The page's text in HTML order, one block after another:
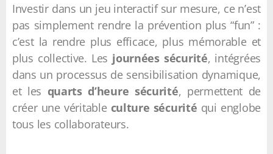
Investir dans un jeu interactif sur mesure, ce n’est
pas simplement rendre la prévention plus “fun” :
c’est la rendre plus efficace, plus mémorable et
plus collective. Les journées sécurité, intégrées
dans un processus de sensibilisation dynamique,
et les quarts d’heure sécurité, permettent de
créer une véritable culture sécurité qui englobe
tous les collaborateurs.